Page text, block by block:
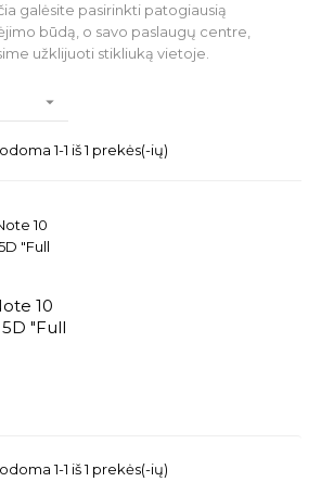
galėsite pasirinkti patogiausią
būdą, o savo paslaugų centre,
užklijuoti stikliuką vietoje.

1-1 iš 1 prekės(-ių)
10
"Full
1-1 iš 1 prekės(-ių)